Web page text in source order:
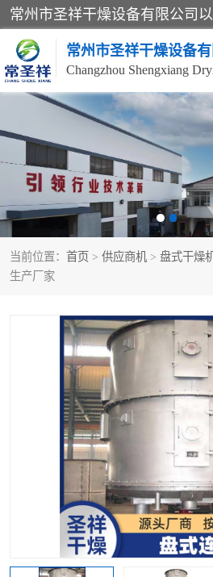
常州市圣祥干燥设备
当前位置： 首页 > 供应商机 > 盘式干燥
生产厂家
单锥真空干燥机
气流干燥机
干燥机
桨叶干燥机
粗粉碎机
单锥螺带真空干燥机
方形圆形真空干燥机
热风循环烘箱
振动流化床干燥机